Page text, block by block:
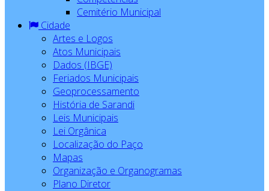
Cemitério Municipal
Cidade
Artes e Logos
Atos Municipais
Dados (IBGE)
Feriados Municipais
Geoprocessamento
História de Sarandi
Leis Municipais
Lei Orgânica
Localização do Paço
Mapas
Organização e Organogramas
Plano Diretor